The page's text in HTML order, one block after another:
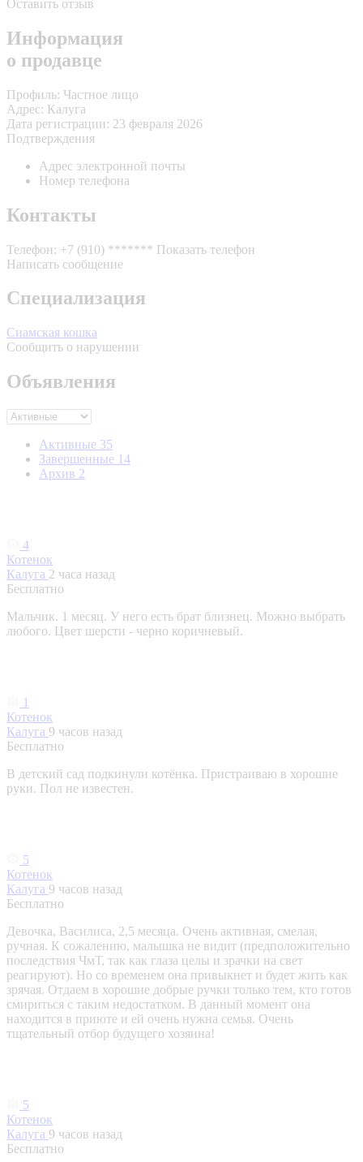
Оставить отзыв
Информация
о продавце
Профиль: Частное лицо
Адрес: Калуга
Дата регистрации: 23 февраля 2026
Подтверждения
Адрес электронной почты
Номер телефона
Контакты
Телефон: +7 (910) ******* Показать телефон
Написать сообщение
Специализация
Сиамская кошка
Сообщить о нарушении
Объявления
Активные 35
Завершенные 14
Архив 2
4
Котенок
Калуга 2 часа назад
Бесплатно
Мальчик. 1 месяц. У него есть брат близнец. Можно выбрать
любого. Цвет шерсти - черно коричневый.
1
Котенок
Калуга 9 часов назад
Бесплатно
В детский сад подкинули котёнка. Пристраиваю в хорошие
руки. Пол не известен.
5
Котенок
Калуга 9 часов назад
Бесплатно
Девочка, Василиса, 2,5 месяца. Очень активная, смелая,
ручная. К сожалению, малышка не видит (предположительно
последствия ЧмТ, так как глаза целы и зрачки на свет
реагируют). Но со временем она привыкнет и будет жить как
зрячая. Отдаем в хорошие добрые ручки только тем, кто готов
смириться с таким недостатком. В данный момент она
находится в приюте и ей очень нужна семья. Очень
тщательный отбор будущего хозяина!
5
Котенок
Калуга 9 часов назад
Бесплатно